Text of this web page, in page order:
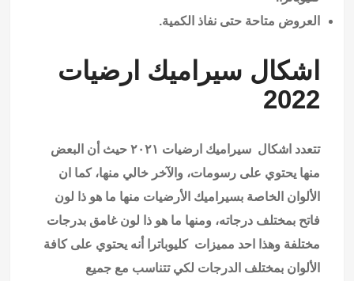
العروض متاحة حتى نفاذ الكمية.
اشكال سيراميك ارضيات
2022
تتعدد اشكال سيراميك ارضيات ٢٠٢١ حيث أن البعض
منها يحتوي على رسومات، والآخر خالي منها، كما ان
الألوان الخاصة بسيراميك الأرضيات منها ما هو ذا لون
فاتح بمختلف درجاته، ومنها ما هو ذا لون غامق بدرجات
مختلفة وهذا احد مميزات كليوباترا أنه يحتوي على كافة
الألوان بمختلف الدرجات لكي تتناسب مع جميع